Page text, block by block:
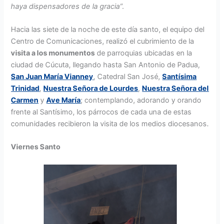
haya dispensadores de la gracia”.
Hacia las siete de la noche de este día santo, el equipo del
Centro de Comunicaciones, realizó el cubrimiento de la
visita a los monumentos de parroquias ubicadas en la
ciudad de Cúcuta, llegando hasta San Antonio de Padua,
San Juan María Vianney, Catedral San José,Santísima
Trinidad, Nuestra Señora de Lourdes, Nuestra Señora del
Carmen yAve María; contemplando, adorando y orando
frente al Santísimo, los párrocos de cada una de estas
comunidades recibieron la visita de los medios diocesanos.
Viernes Santo